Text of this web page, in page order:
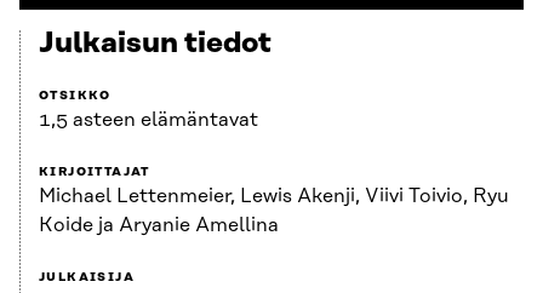
Julkaisun tiedot
OTSIKKO
1,5 asteen elämäntavat
KIRJOITTAJAT
Michael Lettenmeier, Lewis Akenji, Viivi Toivio, Ryu
Koide ja Aryanie Amellina
JULKAISIJA